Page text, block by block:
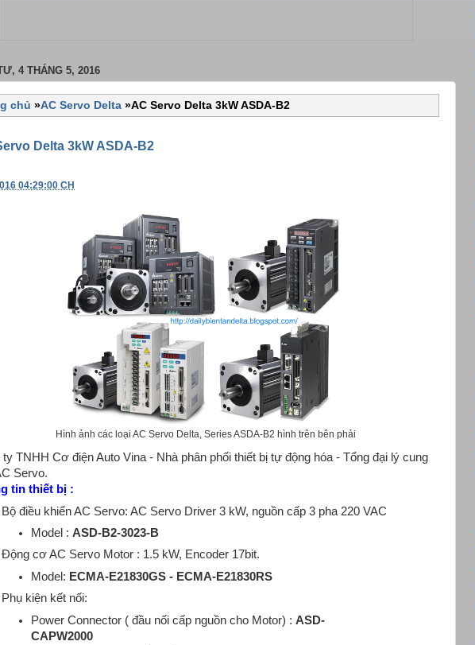
4 THÁNG 5, 2016
chủ »AC Servo Delta »AC Servo Delta 3kW ASDA-B2
Delta 3kW ASDA-B2
04:29:00 CH
Hình ảnh các loại AC Servo Delta, Series ASDA-B2 hình trên bên phải
ty TNHH Cơ điện Auto Vina - Nhà phân phối thiết bị tự động hóa - Tổng đại lý cung
Servo.
tin thiết bị :
Bộ điều khiển AC Servo: AC Servo Driver 3 kW, nguồn cấp 3 pha 220 VAC
Model :ASD-B2-3023-B
Động cơ AC Servo Motor : 1.5 kW, Encoder 17bit.
Model: ECMA-E21830GS - ECMA-E21830RS
Phụ kiện kết nối:
Power Connector ( đầu nối cấp nguồn cho Motor) :ASD-
CAPW2000